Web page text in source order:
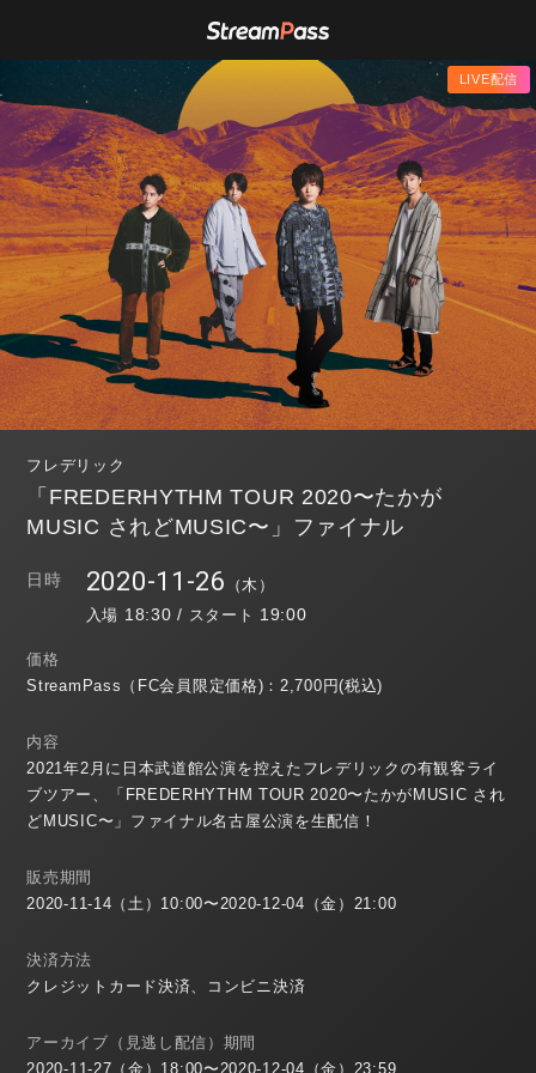
LIVE配信
フレデリック
「FREDERHYTHM TOUR 2020〜たかが
MUSIC されどMUSIC〜」ファイナル
日時 2020-11-26
（木）
入場 18:30 / スタート 19:00
価格
StreamPass（FC会員限定価格)：2,700円(税込)
内容
2021年2月に日本武道館公演を控えたフレデリックの有観客ライ
ブツアー、「FREDERHYTHM TOUR 2020〜たかがMUSIC され
どMUSIC〜」ファイナル名古屋公演を生配信！
販売期間
2020-11-14（土）10:00〜2020-12-04（金）21:00
決済方法
クレジットカード決済、コンビニ決済
アーカイブ（見逃し配信）期間
2020-11-27（金）18:00〜2020-12-04（金）23:59